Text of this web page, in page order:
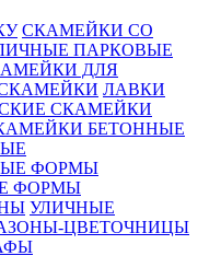
СКАМЕЙКИ СО
ПАРКОВЫЕ
ДЛЯ
ЛАВКИ
СКАМЕЙКИ
БЕТОННЫЕ
ФОРМЫ
УЛИЧНЫЕ
ЦВЕТОЧНИЦЫ